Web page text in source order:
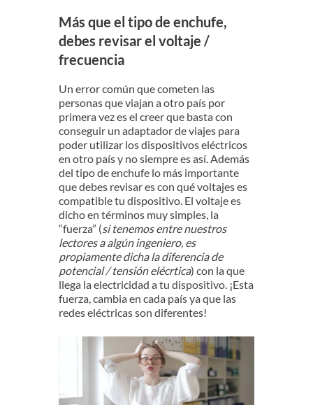
Más que el tipo de enchufe,
debes revisar el voltaje /
frecuencia
Un error común que cometen las
personas que viajan a otro país por
primera vez es el creer que basta con
conseguir un adaptador de viajes para
poder utilizar los dispositivos eléctricos
en otro país y no siempre es así. Además
del tipo de enchufe lo más importante
que debes revisar es con qué voltajes es
compatible tu dispositivo. El voltaje es
dicho en términos muy simples, la
“fuerza” (si tenemos entre nuestros
lectores a algún ingeniero, es
propiamente dicha la diferencia de
potencial / tensión elécrtica) con la que
llega la electricidad a tu dispositivo. ¡Esta
fuerza, cambia en cada país ya que las
redes eléctricas son diferentes!